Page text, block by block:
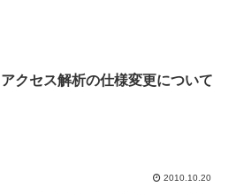
アクセス解析の仕様変更について
2010.10.20